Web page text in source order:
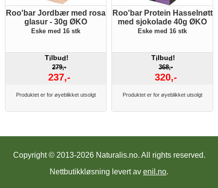
Roo'bar Jordbær med rosa
glasur - 30g ØKO
Eske med 16 stk
Tilbud!
279,-
237,-
Produktet er for øyeblikket utsolgt
Roo'bar Protein Hasselnøtt
med sjokolade 40g ØKO
Eske med 16 stk
Tilbud!
368,-
320,-
Produktet er for øyeblikket utsolgt
Copyright © 2013-2026 Naturalis.no. All rights reserved.
Nettbutikkløsning levert av enil.no.